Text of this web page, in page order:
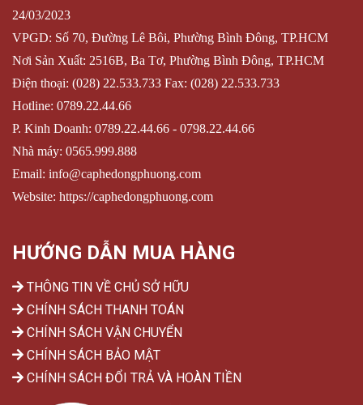
24/03/2023
VPGD: Số 70, Đường Lê Bôi, Phường Bình Đông, TP.HCM
Nơi Sản Xuất: 2516B, Ba Tơ, Phường Bình Đông, TP.HCM
Điện thoại: (028) 22.533.733 Fax: (028) 22.533.733
Hotline: 0789.22.44.66
P. Kinh Doanh: 0789.22.44.66 - 0798.22.44.66
Nhà máy: 0565.999.888
Email: info@caphedongphuong.com
Website: https://caphedongphuong.com
HƯỚNG DẪN MUA HÀNG
THÔNG TIN VỀ CHỦ SỞ HỮU
CHÍNH SÁCH THANH TOÁN
CHÍNH SÁCH VẬN CHUYỂN
CHÍNH SÁCH BẢO MẬT
CHÍNH SÁCH ĐỔI TRẢ VÀ HOÀN TIỀN